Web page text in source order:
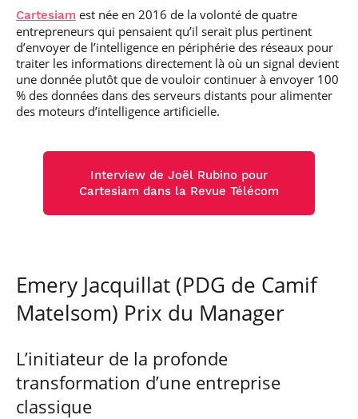
Cartesiam est née en 2016 de la volonté de quatre
entrepreneurs qui pensaient qu’il serait plus pertinent
d’envoyer de l’intelligence en périphérie des réseaux pour
traiter les informations directement là où un signal devient
une donnée plutôt que de vouloir continuer à envoyer 100
% des données dans des serveurs distants pour alimenter
des moteurs d’intelligence artificielle.
Interview de Joël Rubino pour
Cartesiam dans la Revue Télécom
Emery Jacquillat (PDG de Camif
Matelsom) Prix du Manager
L’initiateur de la profonde
transformation d’une entreprise
classique